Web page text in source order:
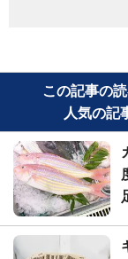
この記事の
人気の記